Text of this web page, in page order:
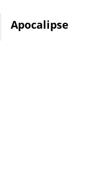
Apocalipse